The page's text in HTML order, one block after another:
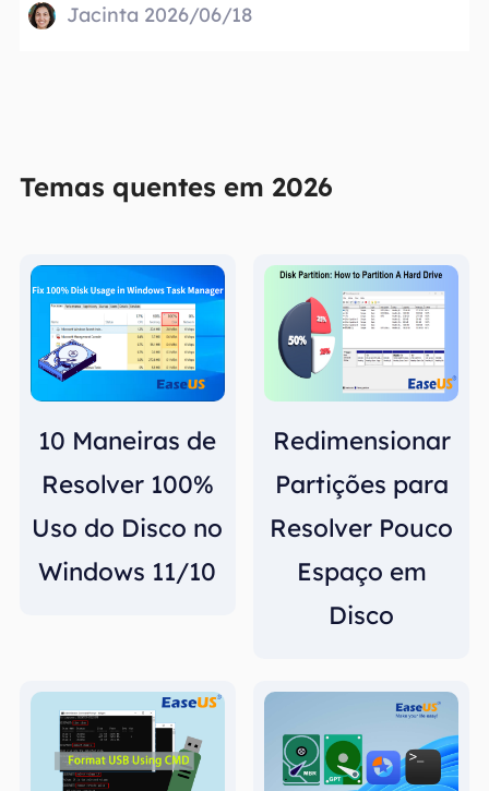
Jacinta 2026/06/18
Temas quentes em 2026
10 Maneiras de
Resolver 100%
Uso do Disco no
Windows 11/10
Redimensionar
Partições para
Resolver Pouco
Espaço em
Disco